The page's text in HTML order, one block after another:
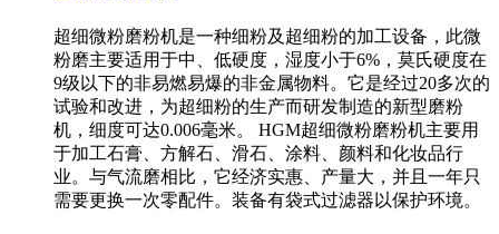
超细微粉磨粉机是一种细粉及超细粉的加工设备，此微
粉磨主要适用于中、低硬度，湿度小于6%，莫氏硬度在
9级以下的非易燃易爆的非金属物料。它是经过20多次的
试验和改进，为超细粉的生产而研发制造的新型磨粉
机，细度可达0.006毫米。 HGM超细微粉磨粉机主要用
于加工石膏、方解石、滑石、涂料、颜料和化妆品行
业。与气流磨相比，它经济实惠、产量大，并且一年只
需要更换一次零配件。装备有袋式过滤器以保护环境。